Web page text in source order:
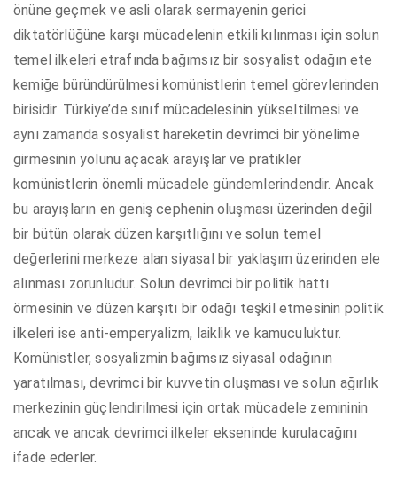
önüne geçmek ve asli olarak sermayenin gerici
diktatörlüğüne karşı mücadelenin etkili kılınması için solun
temel ilkeleri etrafında bağımsız bir sosyalist odağın ete
kemiğe büründürülmesi komünistlerin temel görevlerinden
birisidir. Türkiye’de sınıf mücadelesinin yükseltilmesi ve
aynı zamanda sosyalist hareketin devrimci bir yönelime
girmesinin yolunu açacak arayışlar ve pratikler
komünistlerin önemli mücadele gündemlerindendir. Ancak
bu arayışların en geniş cephenin oluşması üzerinden değil
bir bütün olarak düzen karşıtlığını ve solun temel
değerlerini merkeze alan siyasal bir yaklaşım üzerinden ele
alınması zorunludur. Solun devrimci bir politik hattı
örmesinin ve düzen karşıtı bir odağı teşkil etmesinin politik
ilkeleri ise anti-emperyalizm, laiklik ve kamuculuktur.
Komünistler, sosyalizmin bağımsız siyasal odağının
yaratılması, devrimci bir kuvvetin oluşması ve solun ağırlık
merkezinin güçlendirilmesi için ortak mücadele zemininin
ancak ve ancak devrimci ilkeler ekseninde kurulacağını
ifade ederler.